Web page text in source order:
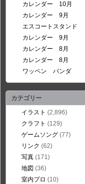
カレンダー 10月
カレンダー 9月
エスコートスタンド
カレンダー 9月
カレンダー 8月
カレンダー 8月
ワッペン パンダ
カテゴリー
イラスト (2,896)
クラフト (129)
ゲームソング (77)
リンク (62)
写真 (171)
地図 (36)
室内プロ (10)